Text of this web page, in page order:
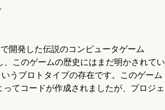
開発した伝説のコンピュータゲーム
このゲームの歴史にはまだ明かされてい
うプロトタイプの存在です。このゲーム
てコードが作成されましたが、プロジェ